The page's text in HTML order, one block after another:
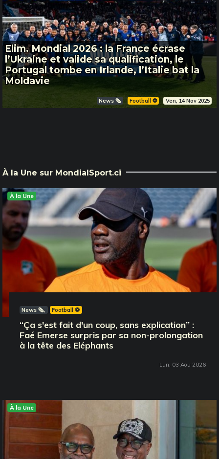
Elim. Mondial 2026 : la France écrase
l’Ukraine et valide sa qualification, le
Portugal tombe en Irlande, l’Italie bat la
Moldavie
News 🗞️ Football ⚽️ Ven, 14 Nov 2025
À la Une sur MondialSport.ci
À la Une
News 🗞️ Football ⚽️
‘‘Ça s'est fait d'un coup, sans explication’’ :
Faé Emerse surpris par sa non-prolongation
à la tête des Eléphants
Lun, 03 Aou 2026
À la Une